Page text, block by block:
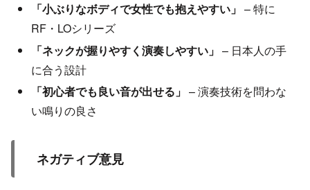
「小ぶりなボディで女性でも抱えやすい」 – 特に
RF・LOシリーズ
「ネックが握りやすく演奏しやすい」 – 日本人の手
に合う設計
「初心者でも良い音が出せる」 – 演奏技術を問わな
い鳴りの良さ
ネガティブ意見